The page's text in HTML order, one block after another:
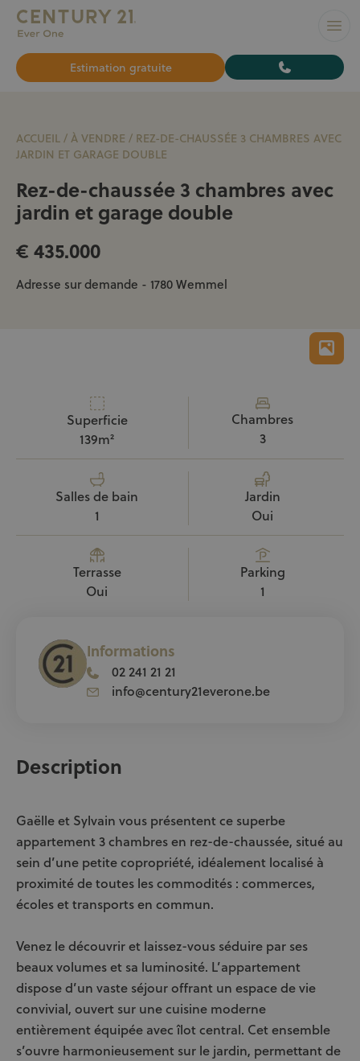
L’AGENCE N°1 À BRUXELLES pour vendre ou louer
Estimation gratuite
Rez-de-chaussée 3 chambres avec
jardin et garage double
€ 435.000
ACCUEIL / À VENDRE / REZ-DE-CHAUSSÉE 3 CHAMBRES AVEC
JARDIN ET GARAGE DOUBLE
Adresse sur demande - 1780 Wemmel
Superficie
139m²
Chambres
3
Salles de bain
1
Jardin
Oui
Terrasse
Oui
Parking
1
Informations
02 241 21 21
info@century21everone.be
Description
Gaëlle et Sylvain vous présentent ce superbe
appartement 3 chambres en rez-de-chaussée, situé au
sein d’une petite copropriété, idéalement localisé à
proximité de toutes les commodités : commerces,
écoles et transports en commun.
Venez le découvrir et laissez-vous séduire par ses
beaux volumes et sa luminosité. L’appartement
dispose d’un vaste séjour offrant un espace de vie
convivial, ouvert sur une cuisine moderne
entièrement équipée avec îlot central. Cet ensemble
s’ouvre harmonieusement sur le jardin, permettant de